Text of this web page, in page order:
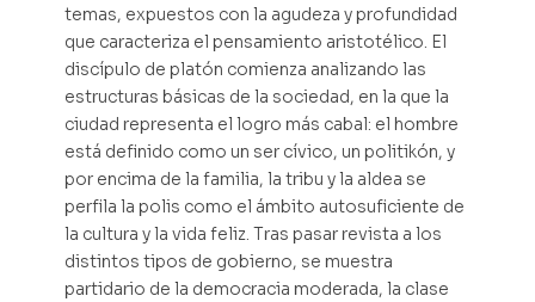
temas, expuestos con la agudeza y profundidad
que caracteriza el pensamiento aristotélico. El
discípulo de platón comienza analizando las
estructuras básicas de la sociedad, en la que la
ciudad representa el logro más cabal: el hombre
está definido como un ser cívico, un politikón, y
por encima de la familia, la tribu y la aldea se
perfila la polis como el ámbito autosuficiente de
la cultura y la vida feliz. Tras pasar revista a los
distintos tipos de gobierno, se muestra
partidario de la democracia moderada, la clase